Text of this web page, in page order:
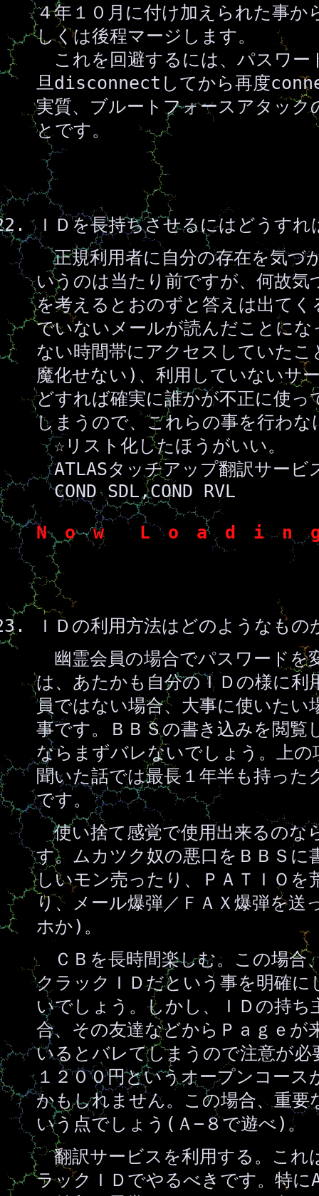
４年１０月に付け加えられた事か
しくは後程マージします。
これを回避するには、パスワー
旦disconnectしてから再度
実質、ブルートフォースアタッ
とです。
ＩＤを長持ちさせるにはどうすれ
正規利用者に自分の存在を気づ
いうのは当たり前ですが、何故
を考えるとおのずと答えは出て
でいないメールが読んだことに
ない時間帯にアクセスしていた
魔化せない)、利用していないサ
どすれば確実に誰かが不正に使
しまうので、これらの事を行わ
☆リスト化したほうがいい。
ATLASタッチアップ翻訳サービ
COND SDL,COND RVL
N o w L o a d i n
ＩＤの利用方法はどのようなもの
幽霊会員の場合でパスワードを
は、あたかも自分のＩＤの様に利
員ではない場合、大事に使いた
事です。ＢＢＳの書き込みを閲覧
ならまずバレないでしょう。上
聞いた話では最長１年半も持っ
です。
使い捨て感覚で使用出来るのな
す。ムカツク奴の悪口をＢＢＳに
しいモン売ったり、ＰＡＴＩＯを
り、メール爆弾／ＦＡＸ爆弾を
ホか)。
ＣＢを長時間楽しむ。この場合
クラックＩＤだという事を明確
いでしょう。しかし、ＩＤの持
合、その友達などからＰａｇｅが
いるとバレてしまうので注意が
１２００円というオープンコー
かもしれません。この場合、重
いう点でしょう(Ａ−８で遊べ)。
翻訳サービスを利用する。これ
ラックＩＤでやるべきです。特に